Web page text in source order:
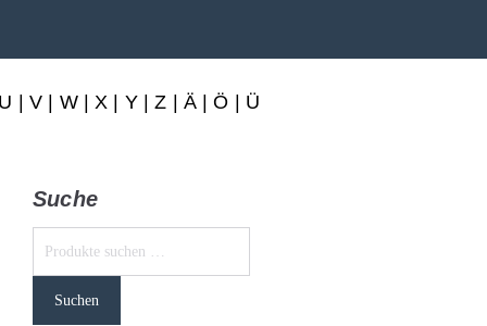
U V W|X Y|Z Ä| Ö | Ü
Suche
Suchen